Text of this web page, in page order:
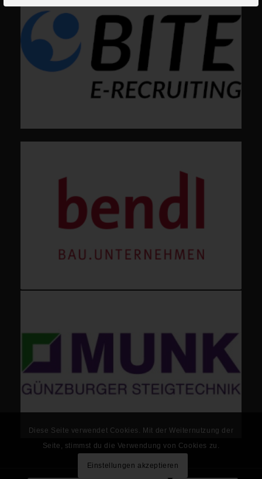
Diese Seite verwendet Cookies. Mit der Weiternutzung der
Seite, stimmst du die Verwendung von Cookies zu.
Einstellungen akzeptieren